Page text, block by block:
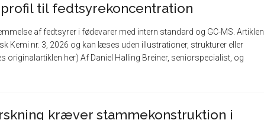
til fedtsyrekoncentration
af fedtsyrer i fødevarer med intern standard og GC-MS. Artiklen
Kemi nr. 3, 2026 og kan læses uden illustrationer, strukturer eller
originalartiklen her) Af Daniel Halling Breiner, seniorspecialist, og
kræver stammekonstruktion i